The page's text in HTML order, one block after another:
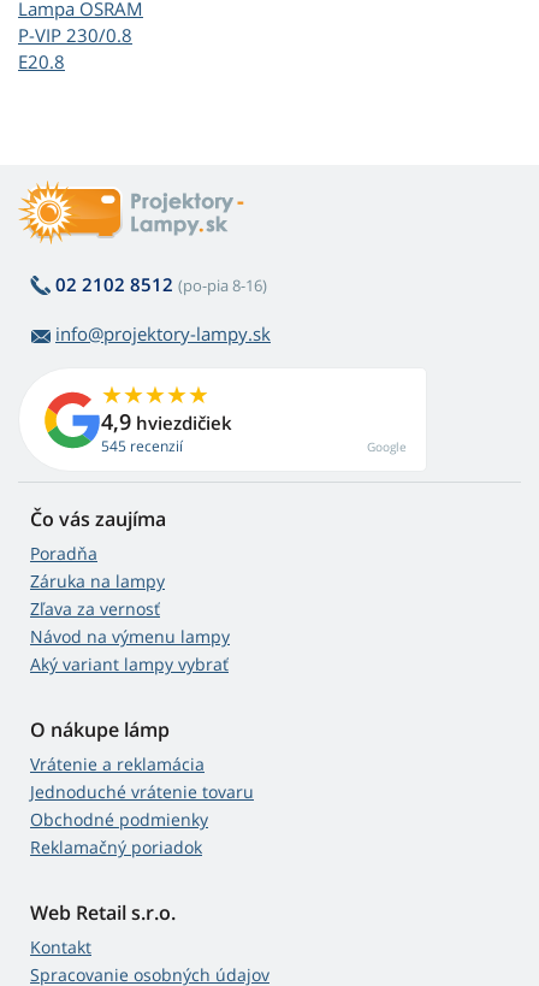
Lampa OSRAM
P-VIP 230/0.8
E20.8
02 2102 8512 (po-pia 8-16)
info@projektory-lampy.sk
4,9 hviezdičiek
545 recenzií Google
Čo vás zaujíma
Poradňa
Záruka na lampy
Zľava za vernosť
Návod na výmenu lampy
Aký variant lampy vybrať
O nákupe lámp
Vrátenie a reklamácia
Jednoduché vrátenie tovaru
Obchodné podmienky
Reklamačný poriadok
Web Retail s.r.o.
Kontakt
Spracovanie osobných údajov